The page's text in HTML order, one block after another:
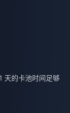
天的卡池时间足够